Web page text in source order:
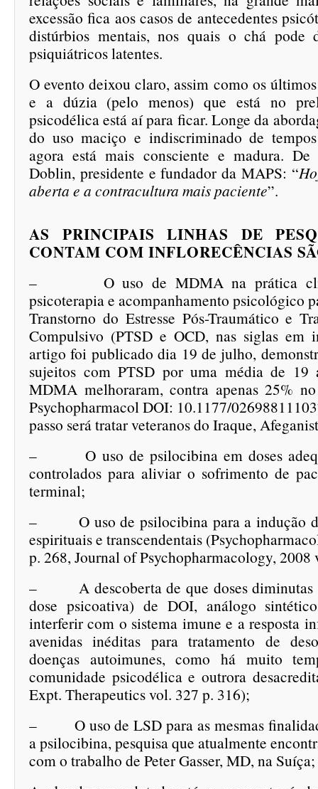
excessão fica aos casos de antecedentes
distúrbios mentais, nos quais o chá pode
psiquiátricos latentes.
O evento deixou claro, assim como os
e a dúzia (pelo menos) que está no
psicodélica está aí para ficar. Longe da
do uso maciço e indiscriminado de
agora está mais consciente e madura.
Doblin, presidente e fundador da MAPS: “
aberta e a contracultura mais paciente”.
AS PRINCIPAIS LINHAS DE
CONTAM COM INFLORECÊNCIAS
– O uso de MDMA na prática
psicoterapia e acompanhamento psicológico
Transtorno do Estresse Pós-Traumático e
Compulsivo (PTSD e OCD, nas siglas em
artigo foi publicado dia 19 de julho,
sujeitos com PTSD por uma média de 19
MDMA melhoraram, contra apenas 25%
Psychopharmacol DOI: 10.1177/
passo será tratar veteranos do Iraque,
– O uso de psilocibina em doses
controlados para aliviar o sofrimento de
terminal;
– O uso de psilocibina para a indução de
espirituais e transcendentais
p. 268, Journal of Psychopharmacology, 2008
– A descoberta de que doses diminutas
dose psicoativa) de DOI, análogo
interferir com o sistema imune e a resposta
avenidas inéditas para tratamento de
doenças autoimunes, como há muito
comunidade psicodélica e outrora
Expt. Therapeutics vol. 327 p. 316);
– O uso de LSD para as mesmas
a psilocibina, pesquisa que atualmente
com o trabalho de Peter Gasser, MD, na Suíça;